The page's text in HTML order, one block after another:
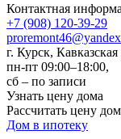
Контактная
+7 (908) 120-39-29
г. Курск,
пн-пт 09:00–18:00,
сб – по записи
Узнать цену дома
Рассчитать цену
Дом в ипотеку